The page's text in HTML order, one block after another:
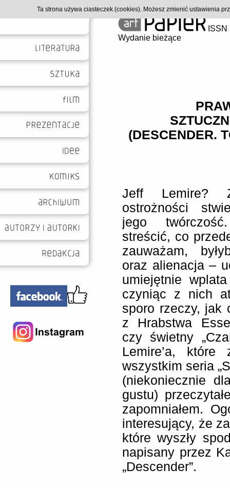
Wydanie bieżące
(DESCENDER.
Jeff Lemire?
ostrożności
jego
streścić, co
zauważam,
oraz alienacja –
umiejętnie
czyniąc z nich
sporo rzeczy, jak
z Hrabstwa
czy świetny
Lemire’a, które
wszystkim seria
(niekoniecznie
gustu)
zapomniałem.
interesujący, że
które wyszły
napisany przez
„Descender”.
Ta strona używa ciasteczek (cookies). Możesz zmienić ustawienia